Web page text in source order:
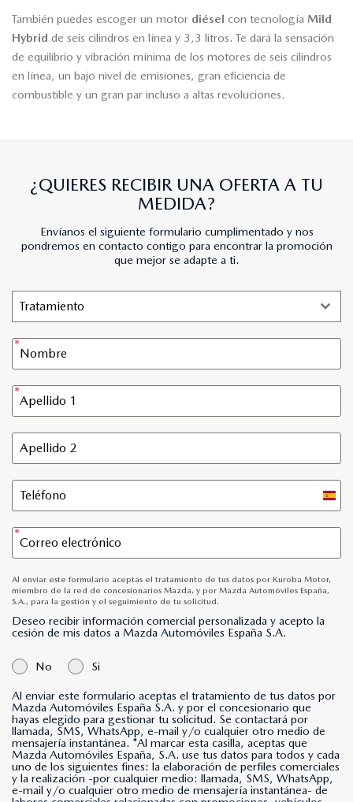
También puedes escoger un motor diésel con tecnología Mild
Hybrid de seis cilindros en línea y 3,3 litros. Te dará la sensación
de equilibrio y vibración mínima de los motores de seis cilindros
en línea, un bajo nivel de emisiones, gran eficiencia de
combustible y un gran par incluso a altas revoluciones.
¿QUIERES RECIBIR UNA OFERTA A TU
MEDIDA?
Envíanos el siguiente formulario cumplimentado y nos
pondremos en contacto contigo para encontrar la promoción
que mejor se adapte a ti.
Tratamiento
Spain
+34
Al enviar este formulario aceptas el tratamiento de tus datos por Kuroba Motor,
miembro de la red de concesionarios Mazda, y por Mazda Automóviles España,
S.A., para la gestión y el seguimiento de tu solicitud.
Deseo recibir información comercial personalizada y acepto la
cesión de mis datos a Mazda Automóviles España S.A.
No Si
Al enviar este formulario aceptas el tratamiento de tus datos por
Mazda Automóviles España S.A. y por el concesionario que
hayas elegido para gestionar tu solicitud. Se contactará por
llamada, SMS, WhatsApp, e-mail y/o cualquier otro medio de
mensajería instantánea. *Al marcar esta casilla, aceptas que
Mazda Automóviles España, S.A. use tus datos para todos y cada
uno de los siguientes fines: la elaboración de perfiles comerciales
y la realización -por cualquier medio: llamada, SMS, WhatsApp,
e-mail y/o cualquier otro medio de mensajería instantánea- de